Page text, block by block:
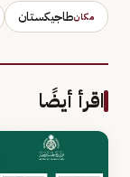
مكانطاجيكستان
اقرأ أيضًا